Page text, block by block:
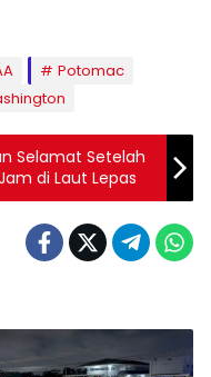
Potomac
Selamat Setelah
di Laut Lepas